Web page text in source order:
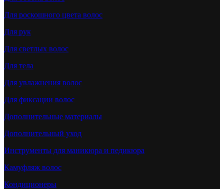
Для роскошного цвета волос
Для рук
Для светлых волос
Для тела
Для увлажнения волос
Для фиксации волос
Дополнительные материалы
Дополнительный уход
Инструменты для маникюра и педикюра
Камуфляж волос
Кондиционеры